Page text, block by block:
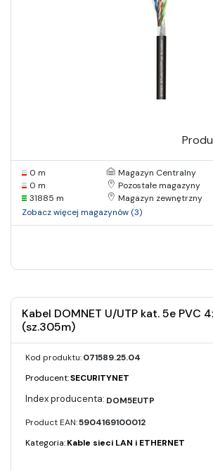
0 m
Magazyn Centralny
0 m
Pozostałe magazyny
31885 m
Magazyn zewnętrzny
Zobacz więcej magazynów (3)
Kabel DOMNET U/UTP kat. 5e PVC
(sz.305m)
Kod produktu:071589.25.04
Producent:SECURITYNET
DOM5EUTP
Product EAN:5904169100012
Kategoria:Kable sieci LAN i ETHERNET